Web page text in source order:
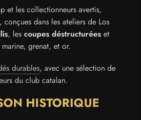
et les collectionneurs avertis,
dans les ateliers de Los
, les coupes déstructuréeset
grenat, et or.
durables, avec une sélection de
du club catalan.
HISTORIQUE